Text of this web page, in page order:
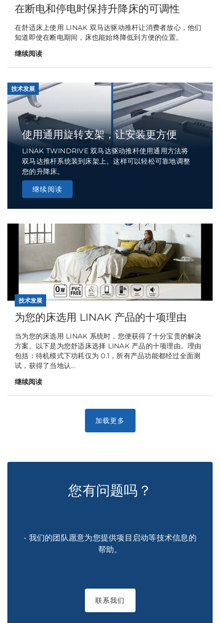
在断电和停电时保持升降床的可调性
在舒适床上使用 LINAK 双马达驱动推杆让消费者放心，他们
知道即使在断电期间，床也能始终降低到方便的位置。
继续阅读
技术发展
使用通用旋转支架，让安装更方便
LINAK TWINDRIVE 双马达驱动推杆使用通用方法将
双马达推杆系统装到床架上。这样可以轻松可靠地调整
您的升降床。
继续阅读
技术发展
为您的床选用 LINAK 产品的十项理由
当为您的床选用 LINAK 系统时，您便获得了十分宝贵的解决
方案。以下是为您舒适床选择 LINAK 产品的十项理由。理由
包括：待机模式下功耗仅为 0.1，所有产品功能都经过全面测
试，获得了当地认...
继续阅读
您有问题吗？
- 我们的团队愿意为您提供项目启动等技术信息的
帮助。
联系我们